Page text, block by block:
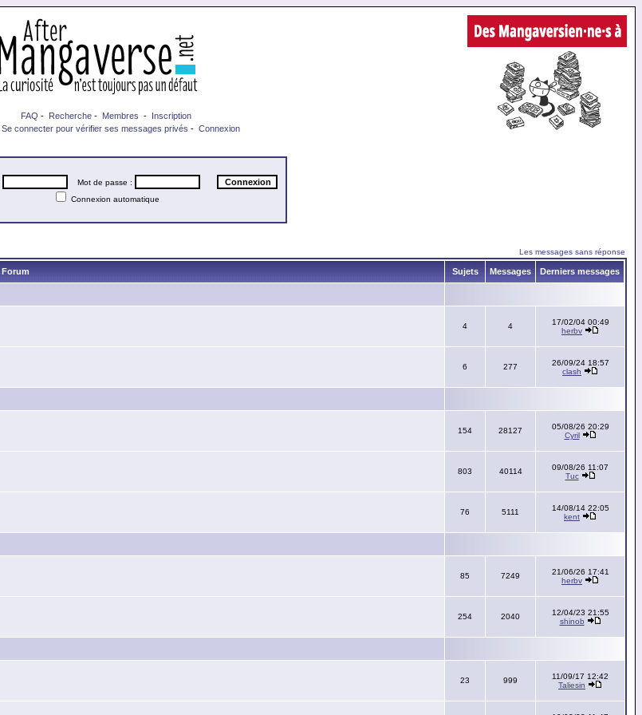
FAQ - Recherche - Membres - Inscription
Se connecter pour vérifier ses messages privés - Connexion
Mot de passe :
Connexion automatique
Les messages sans réponse
Forum Sujets Messages Derniers messages
4 4
17/02/04 00:49
herbv
6 277
26/09/24 18:57
clash
154 28127
05/08/26 20:29
Cyril
803 40114
09/08/26 11:07
Tuc
76 5111
14/08/14 22:05
kent
85 7249
21/06/26 17:41
herbv
254 2040
12/04/23 21:55
shinob
23 999
11/09/17 12:42
Taliesin